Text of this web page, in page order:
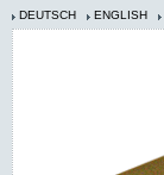
DEUTSCH ENGLISH